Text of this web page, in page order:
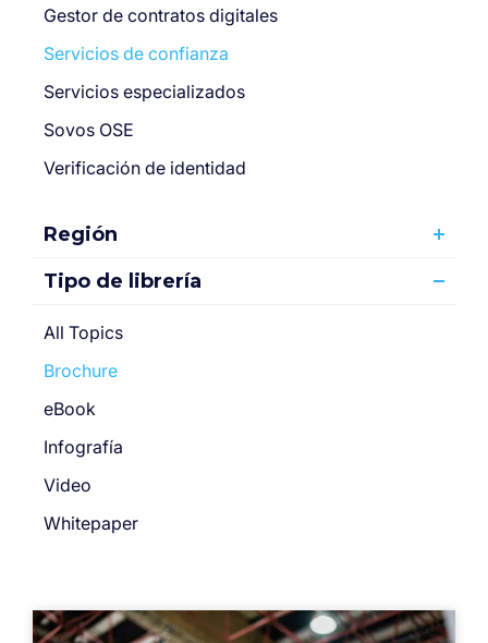
Gestor de contratos digitales
Servicios de confianza
Servicios especializados
Sovos OSE
Verificación de identidad
Región
Tipo de librería
All Topics
Brochure
eBook
Infografía
Video
Whitepaper